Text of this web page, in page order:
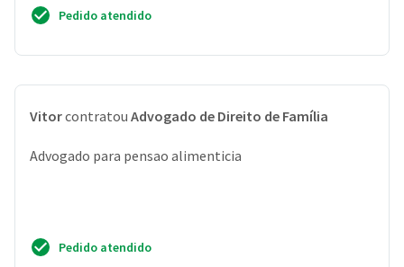
Pedido atendido
Vitorcontratou Advogado de Direito de Família
Advogado para pensao alimenticia
Pedido atendido